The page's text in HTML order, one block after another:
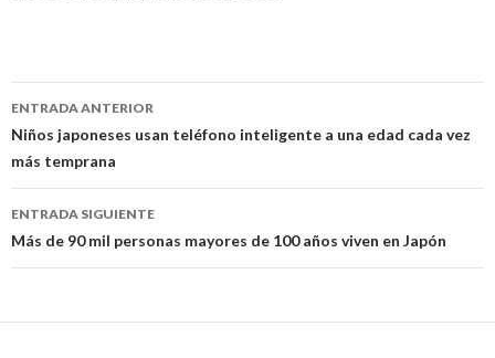
Navegación
de
entradas
ENTRADA ANTERIOR
Niños japoneses usan teléfono inteligente a una edad cada vez
más temprana
ENTRADA SIGUIENTE
Más de 90 mil personas mayores de 100 años viven en Japón